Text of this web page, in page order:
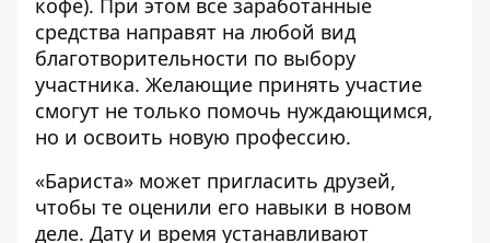
кофе). При этом все заработанные
средства направят на любой вид
благотворительности по выбору
участника. Желающие принять участие
смогут не только помочь нуждающимся,
но и освоить новую профессию.
«Бариста» может пригласить друзей,
чтобы те оценили его навыки в новом
деле. Дату и время устанавливают